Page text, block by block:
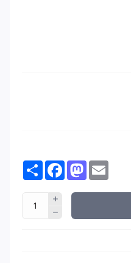
Share FacebookMastodon